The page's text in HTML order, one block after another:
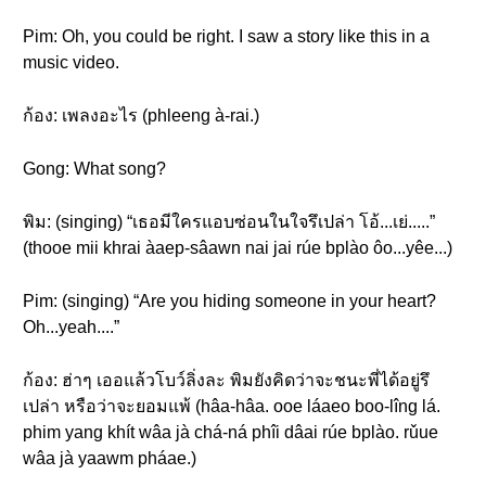
Pim: Oh, you could be right. I saw a story like this in a
music video.
ก้อง: เพลงอะไร (phleeng à-rai.)
Gong: What song?
พิม: (singing) “เธอมีใครแอบซ่อนในใจรึเปล่า โอ้...เย่.....”
(thooe mii khrai àaep-sâawn nai jai rúe bplào ôo...yêe...)
Pim: (singing) “Are you hiding someone in your heart?
Oh...yeah....”
ก้อง: ฮ่าๆ เออแล้วโบว์ลิ่งละ พิมยังคิดว่าจะชนะพี่ได้อยู่รึ
เปล่า หรือว่าจะยอมแพ้ (hâa-hâa. ooe láaeo boo-lîng lá.
phim yang khít wâa jà chá-ná phîi dâai rúe bplào. rǔue
wâa jà yaawm pháae.)